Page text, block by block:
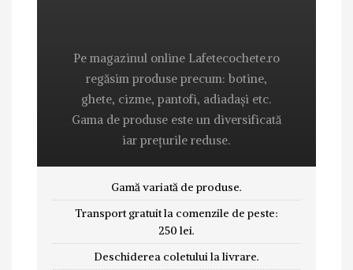
Pe magazinul online Lafetecochete.ro
regăsim produse precum: botine,
ghete, cizme, pantofi, adiadași etc.
Gama de produse este un diversificată
iar prețurile reduse.
Gamă variată de produse.
Transport gratuit la comenzile de peste:
250 lei.
Deschiderea coletului la livrare.